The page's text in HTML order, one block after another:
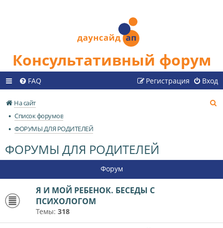
Консультативный форум
FAQ Вход
Регистрация
На сайт
Список форумов
ФОРУМЫ ДЛЯ РОДИТЕЛЕЙ
ФОРУМЫ ДЛЯ РОДИТЕЛЕЙ
Форум
Я И МОЙ РЕБЕНОК. БЕСЕДЫ С
ПСИХОЛОГОМ
Темы: 318